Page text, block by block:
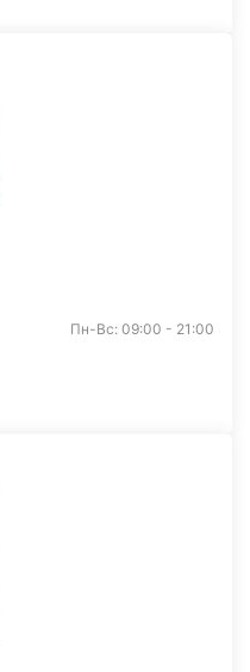
Пн-Вс: 09:00 - 21:00